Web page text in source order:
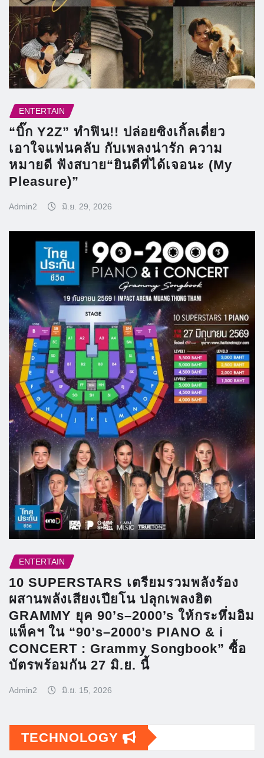
ENTERTAIN
“บิ๊ก Y2Z” ทำฟิน!! ปล่อยซิงเกิ้ลเดี่ยว
เอาใจแฟนคลับ กับเพลงน่ารัก ความ
หมายดี ฟังสบาย“ยินดีที่ได้เจอนะ (My
Pleasure)”
Admin2 มิ.ย. 29, 2026
ENTERTAIN
10 SUPERSTARS เตรียมรวมพลังร้อง
ผสานพลังเสียงเปียโน ปลุกเพลงฮิต
GRAMMY ยุค 90’s–2000’s ให้กระหึ่มอิม
แพ็คฯ ใน “90’s–2000’s PIANO & i
CONCERT : Grammy Songbook” ซื้อ
บัตรพร้อมกัน 27 มิ.ย. นี้
Admin2 มิ.ย. 15, 2026
TECHNOLOGY